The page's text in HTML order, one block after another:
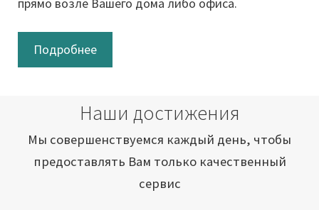
Подробнее
Наши достижения
Мы совершенствуемся каждый день, чтобы
предоставлять Вам только качественный
сервис